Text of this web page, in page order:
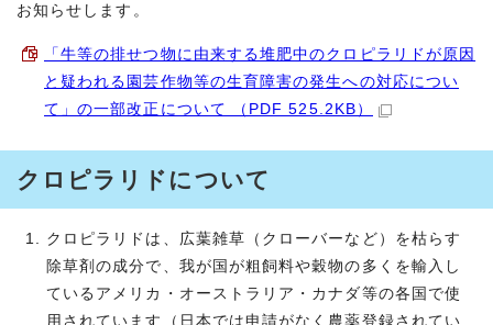
お知らせします。
「牛等の排せつ物に由来する堆肥中のクロピラリドが原因
と疑われる園芸作物等の生育障害の発生への対応につい
て」の一部改正について （PDF 525.2KB）
クロピラリドについて
クロピラリドは、広葉雑草（クローバーなど）を枯らす
除草剤の成分で、我が国が粗飼料や穀物の多くを輸入し
ているアメリカ・オーストラリア・カナダ等の各国で使
用されています（日本では申請がなく農薬登録されてい